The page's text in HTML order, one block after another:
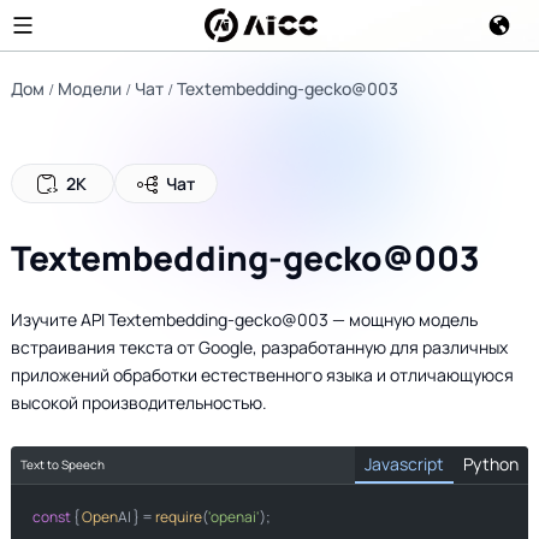
Дом Модели Чат Textembedding-gecko@003
2K Чат
Textembedding-gecko@003
Изучите API Textembedding-gecko@003 — мощную модель
встраивания текста от Google, разработанную для различных
приложений обработки естественного языка и отличающуюся
высокой производительностью.
Text to Speech Javascript Python
const { OpenAI } = require('openai');